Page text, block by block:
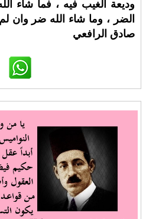
وديعة الغيب فيه ، فما شاء
الضر ، وما شاء الله ضر وان
صادق الرافعي